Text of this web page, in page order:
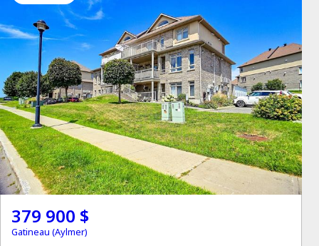
379 900 $
Gatineau (Aylmer)